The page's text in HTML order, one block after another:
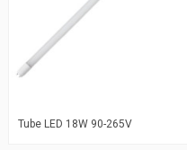
Tube LED 18W 90-265V